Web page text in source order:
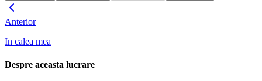
Anterior
In calea mea
Despre aceasta lucrare